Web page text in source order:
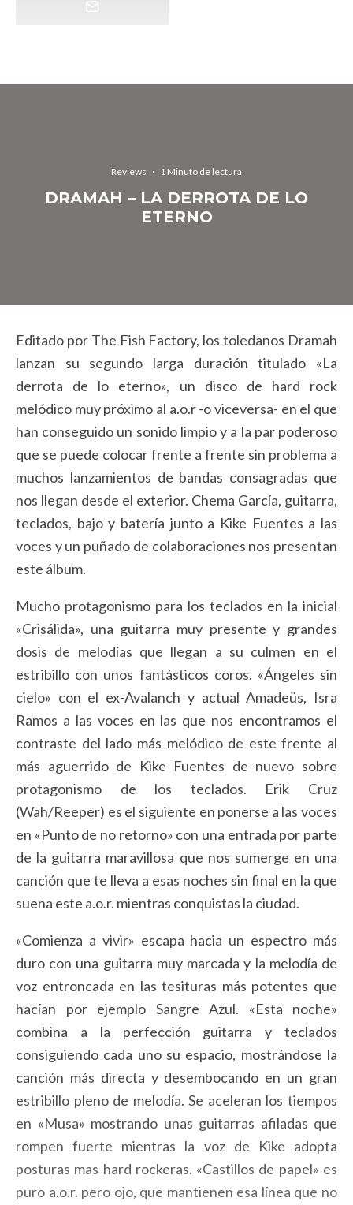
Reviews · 1 Minuto de lectura
DRAMAH – LA DERROTA DE LO
ETERNO
Editado por The Fish Factory, los toledanos Dramah
lanzan su segundo larga duración titulado «La
derrota de lo eterno», un disco de hard rock
melódico muy próximo al a.o.r -o viceversa- en el que
han conseguido un sonido limpio y a la par poderoso
que se puede colocar frente a frente sin problema a
muchos lanzamientos de bandas consagradas que
nos llegan desde el exterior. Chema García, guitarra,
teclados, bajo y batería junto a Kike Fuentes a las
voces y un puñado de colaboraciones nos presentan
este álbum.
Mucho protagonismo para los teclados en la inicial
«Crisálida», una guitarra muy presente y grandes
dosis de melodías que llegan a su culmen en el
estribillo con unos fantásticos coros. «Ángeles sin
cielo» con el ex-Avalanch y actual Amadeüs, Isra
Ramos a las voces en las que nos encontramos el
contraste del lado más melódico de este frente al
más aguerrido de Kike Fuentes de nuevo sobre
protagonismo de los teclados. Erik Cruz
(Wah/Reeper) es el siguiente en ponerse a las voces
en «Punto de no retorno» con una entrada por parte
de la guitarra maravillosa que nos sumerge en una
canción que te lleva a esas noches sin final en la que
suena este a.o.r. mientras conquistas la ciudad.
«Comienza a vivir» escapa hacia un espectro más
duro con una guitarra muy marcada y la melodía de
voz entroncada en las tesituras más potentes que
hacían por ejemplo Sangre Azul. «Esta noche»
combina a la perfección guitarra y teclados
consiguiendo cada uno su espacio, mostrándose la
canción más directa y desembocando en un gran
estribillo pleno de melodía. Se aceleran los tiempos
en «Musa» mostrando unas guitarras afiladas que
rompen fuerte mientras la voz de Kike adopta
posturas mas hard rockeras. «Castillos de papel» es
puro a.o.r. pero ojo, que mantienen esa línea que no